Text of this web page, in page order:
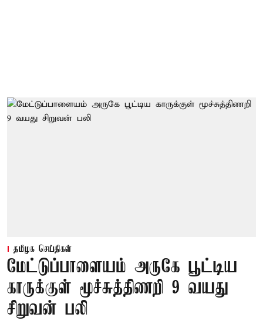
தமிழக செய்திகள்
மேட்டுப்பாளையம் அருகே பூட்டிய
காருக்குள் மூச்சுத்திணறி 9 வயது
சிறுவன் பலி